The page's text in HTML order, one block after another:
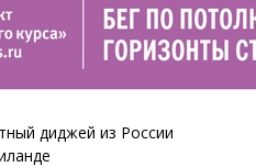
диджей из России